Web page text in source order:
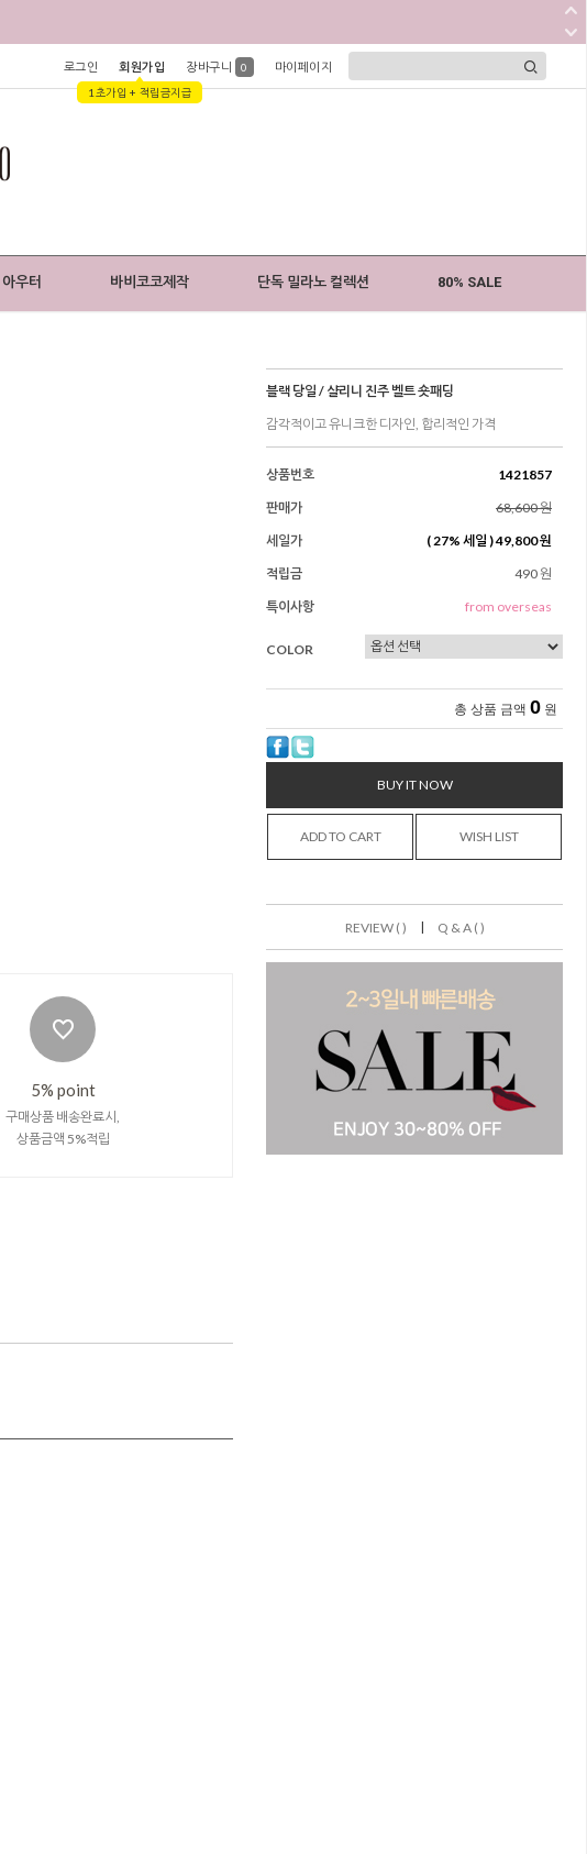
로그인 회원가입
1초가입 + 적립금지급
장바구니 0 마이페이지
아우터 바비코코제작 단독 밀라노 컬렉션 80% SALE
5% point
구매상품 배송완료시,
상품금액 5%적립
블랙 당일 / 샬리니 진주 벨트 숏패딩
감각적이고 유니크한 디자인, 합리적인 가격
상품번호
1421857
판매가
68,600 원
세일가
(27% 세일 )49,800 원
적립금
490 원
특이사항
from overseas
COLOR
총 상품 금액 0 원
BUY IT NOW
ADD TO CART WISH LIST
REVIEW ( ) | Q & A ( )